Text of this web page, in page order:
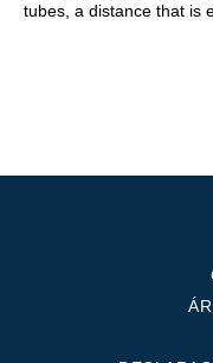
tubes, a distance that is